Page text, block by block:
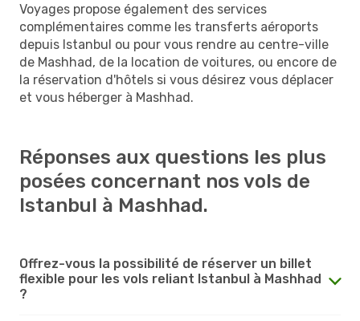
Voyages propose également des services
complémentaires comme les transferts aéroports
depuis Istanbul ou pour vous rendre au centre-ville
de Mashhad, de la location de voitures, ou encore de
la réservation d'hôtels si vous désirez vous déplacer
et vous héberger à Mashhad.
Réponses aux questions les plus
posées concernant nos vols de
Istanbul à Mashhad.
Offrez-vous la possibilité de réserver un billet
flexible pour les vols reliant Istanbul à Mashhad
?